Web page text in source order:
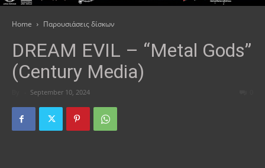
Home Παρουσιάσεις δίσκων
DREAM EVIL – “Metal Gods”
(Century Media)
September 10, 2024